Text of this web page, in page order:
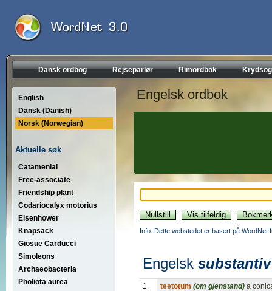
Dansk ordbog Rejseparlør Rimordbok
English
Dansk (Danish)
Norsk (Norwegian)
Aktuelle søk
Catamenial
Free-associate
Friendship plant
Codariocalyx motorius
Eisenhower
Knapsack
Giosue Carducci
Simoleons
Archaeobacteria
Pholiota aurea
Engelsk ordbok
Info: Dette webstedet er basert på WordNet
Engelsk substantiv
1. teetotum (om gjenstand) a